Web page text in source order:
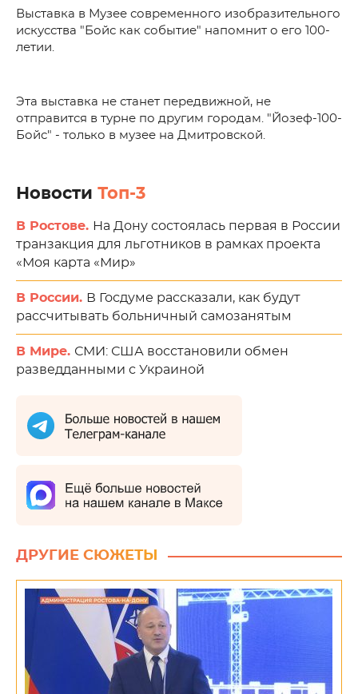
Выставка в Музее современного изобразительного
искусства "Бойс как событие" напомнит о его 100-
летии.
Эта выставка не станет передвижной, не
отправится в турне по другим городам. "Йозеф-100-
Бойс" - только в музее на Дмитровской.
Новости Топ-3
В Ростове. На Дону состоялась первая в России
транзакция для льготников в рамках проекта
«Моя карта «Мир»
В России. В Госдуме рассказали, как будут
рассчитывать больничный самозанятым
В Мире. СМИ: США восстановили обмен
разведданными с Украиной
ДРУГИЕ СЮЖЕТЫ